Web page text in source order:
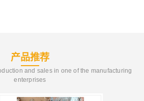
产品推荐
and sales in one of the manufacturing
enterprises